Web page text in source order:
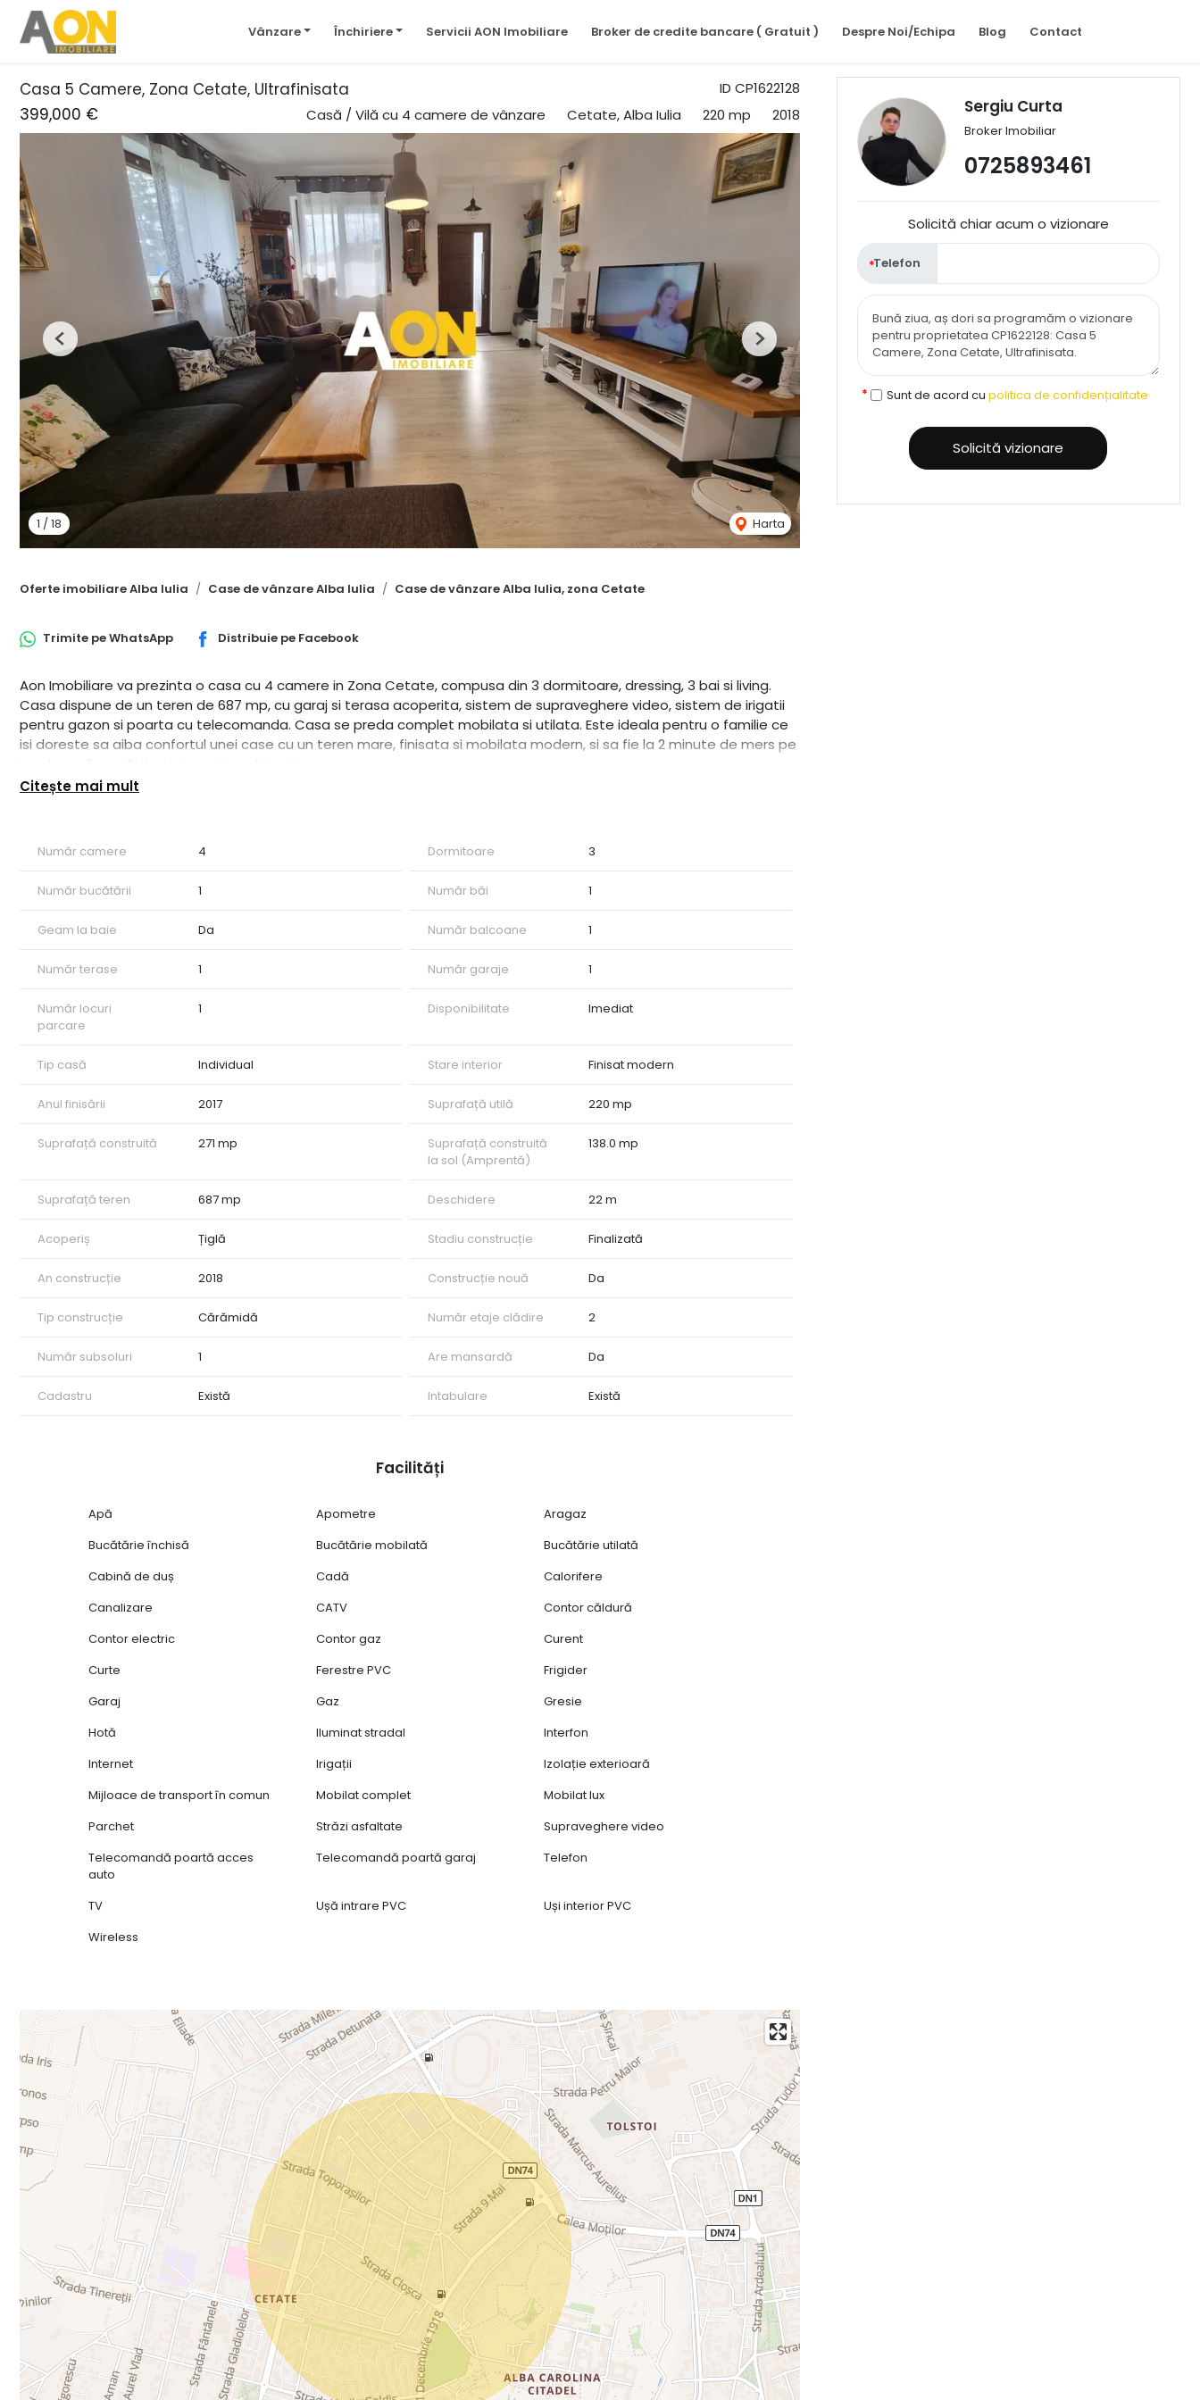
Vânzare Închiriere Servicii AON Imobiliare Broker de credite bancare ( Gratuit ) Despre Noi/Echipa Blog Contact
ID CP1622128
Casa 5 Camere, Zona Cetate, Ultrafinisata
399,000 €
Casă / Vilă cu 4 camere de vânzare Cetate, Alba Iulia 220 mp 2018
1 / 18 Harta
Previous Next
Oferte imobiliare Alba Iulia Case de vânzare Alba Iulia Case de vânzare Alba Iulia, zona Cetate
Trimite peWhatsApp Distribuie pe Facebook
Aon Imobiliare va prezinta o casa cu 4 camere in Zona Cetate, compusa din 3 dormitoare, dressing, 3 bai si living.
Casa dispune de un teren de 687 mp, cu garaj si terasa acoperita, sistem de supraveghere video, sistem de irigatii
pentru gazon si poarta cu telecomanda. Casa se preda complet mobilata si utilata. Este ideala pentru o familie ce
isi doreste sa aiba confortul unei case cu un teren mare, finisata si mobilata modern, si sa fie la 2 minute de mers pe
Merita vazuta ! CP1622128
Citește mai mult
Număr camere 4 Dormitoare 3
Număr bucătării 1 Număr băi 1
Geam la baie Da Număr balcoane 1
Număr terase 1 Număr garaje 1
Număr locuri
parcare
1 Disponibilitate Imediat
Tip casă Individual Stare interior Finisat modern
Anul finisării 2017 Suprafață utilă 220 mp
Suprafață construită 271 mp
Suprafață construită
la sol (Amprentă)
138.0 mp
Suprafață teren 687 mp Deschidere 22 m
Acoperiș Țiglă Stadiu construcție Finalizată
An construcție 2018 Construcție nouă Da
Tip construcție Cărămidă Număr etaje clădire 2
Număr subsoluri 1 Are mansardă Da
Cadastru Există Intabulare Există
Facilități
Apă Apometre
Aragaz
Bucătărie închisă
Bucătărie mobilată
Bucătărie utilată
Cabină de duș
Cadă
Calorifere
Canalizare
CATV
Contor căldură
Contor electric
Contor gaz
Curent
Curte
Ferestre PVC
Frigider
Garaj
Gaz
Gresie
Hotă
Iluminat stradal
Interfon
Internet
Irigații
Izolație exterioară
Mijloace de transport în comun
Mobilat complet
Mobilat lux
Parchet
Străzi asfaltate
Supraveghere video
Telecomandă poartă acces
auto
Telecomandă poartă garaj Telefon
TV Ușă intrare PVC
Uși interior PVC
Wireless
Sergiu Curta
Broker Imobiliar
0725893461
Solicită chiar acum o vizionare
Telefon
Sunt de acord cu politica de confidențialitate
Solicită vizionare